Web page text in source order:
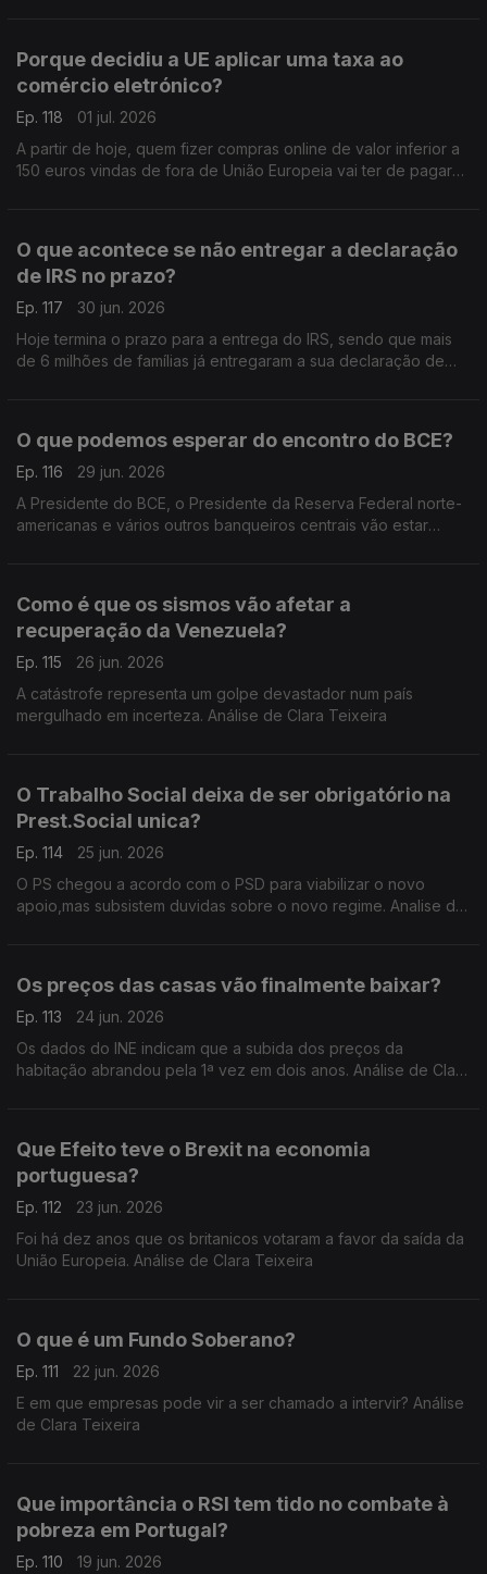
Porque decidiu a UE aplicar uma taxa ao
comércio eletrónico?
Ep. 118
01 jul. 2026
A partir de hoje, quem fizer compras online de valor inferior a
150 euros vindas de fora de União Europeia vai ter de pagar
O que acontece se não entregar a declaração
de IRS no prazo?
Ep. 117
30 jun. 2026
Hoje termina o prazo para a entrega do IRS, sendo que mais
de 6 milhões de famílias já entregaram a sua declaração de
O que podemos esperar do encontro do BCE?
Ep. 116
29 jun. 2026
A Presidente do BCE, o Presidente da Reserva Federal norte-
americanas e vários outros banqueiros centrais vão estar
Como é que os sismos vão afetar a
recuperação da Venezuela?
Ep. 115
26 jun. 2026
A catástrofe representa um golpe devastador num país
mergulhado em incerteza. Análise de Clara Teixeira
O Trabalho Social deixa de ser obrigatório na
Prest.Social unica?
Ep. 114
25 jun. 2026
O PS chegou a acordo com o PSD para viabilizar o novo
apoio,mas subsistem duvidas sobre o novo regime. Analise de
Os preços das casas vão finalmente baixar?
Ep. 113
24 jun. 2026
Os dados do INE indicam que a subida dos preços da
habitação abrandou pela 1ª vez em dois anos. Análise de Clara
Que Efeito teve o Brexit na economia
portuguesa?
Ep. 112
23 jun. 2026
Foi há dez anos que os britanicos votaram a favor da saída da
União Europeia. Análise de Clara Teixeira
O que é um Fundo Soberano?
Ep. 111
22 jun. 2026
E em que empresas pode vir a ser chamado a intervir? Análise
de Clara Teixeira
Que importância o RSI tem tido no combate à
pobreza em Portugal?
Ep. 110 19 jun. 2026